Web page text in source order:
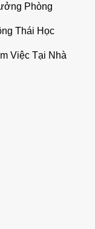
Phòng
Thái Học
Việc Tại Nhà